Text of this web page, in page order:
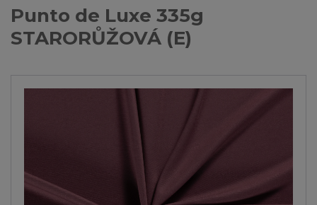
Punto de Luxe 335g
STARORŮŽOVÁ (E)